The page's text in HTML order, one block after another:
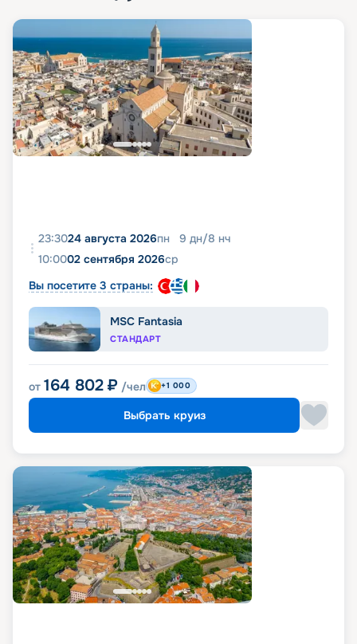
23:3024 августа 2026пн 9 дн/8 нч
10:0002 сентября 2026ср
Вы посетите 3 страны:
MSC Fantasia
СТАНДАРТ
от 164 802 ₽ /чел +1 000
Выбрать круиз